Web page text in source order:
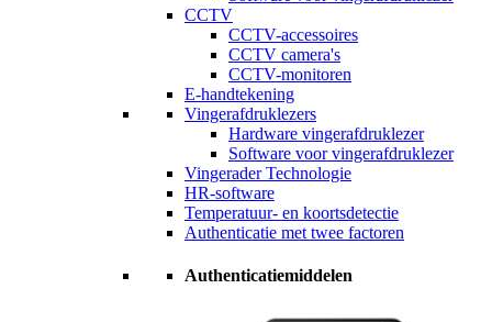
CCTV
CCTV-accessoires
CCTV camera's
CCTV-monitoren
E-handtekening
Vingerafdruklezers
Hardware vingerafdruklezer
Software voor vingerafdruklezer
Vingerader Technologie
HR-software
Temperatuur- en koortsdetectie
Authenticatie met twee factoren
Authenticatiemiddelen